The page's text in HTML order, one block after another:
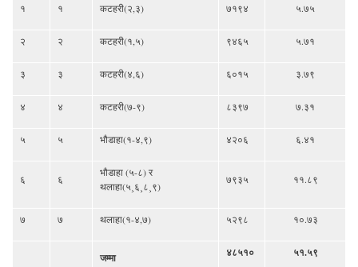
१ १ कटहरी(२,३) ७१९४ ५.७५
२ २ कटहरी(१,५) ९४६५ ५.७१
३ ३ कटहरी(४,६) ६०१५ ३.७९
४ ४ कटहरी(७-९) ८३९७ ७.३१
५ ५ भौडाहा(१-४,९) ४२०६ ६.४१
६ ६
भौडाहा (५-८) र
थलाहा(५¸६¸८¸९)
७९३५ ११.८९
७ ७ थलाहा(१-४,७) ५२९८ १०.७३
जम्मा ४८५१० ५१.५९